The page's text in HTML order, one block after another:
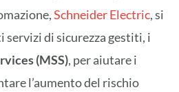
Schneider Electric, si
servizi di sicurezza gestiti, i
(MSS), per aiutare i
l’aumento del rischio